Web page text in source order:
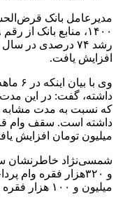
مدیرعامل بانک
افزایش یافت.
میلیون تومان افزایش
و ۳۲۰هزار فقره
میلیون و ۱۰۰ هزار فقره بوده ۲۰ درصد رشد داشته است.